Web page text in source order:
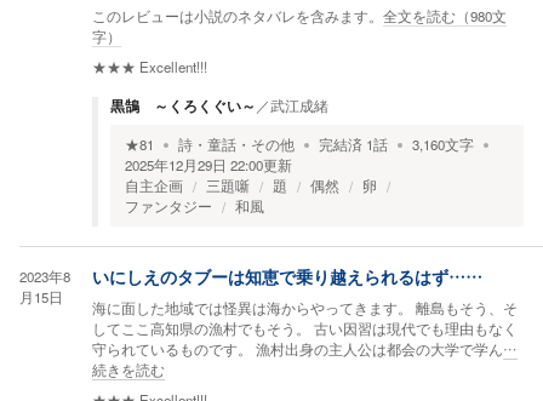
このレビューは小説のネタバレを含みます。 全文を読む（980文
字）
★★★ Excellent!!!
黒鵠 ～くろくぐい～ ／武江成緒
★81 詩・童話・その他 完結済 1話 3,160文字
2025年12月29日 22:00更新
自主企画
三題噺 題 偶然
卵
ファンタジー
和風
2023年8
月15日
いにしえのタブーは知恵で乗り越えられるはず……
海に面した地域では怪異は海からやってきます。 離島もそう、そ
してここ高知県の漁村でもそう。 古い因習は現代でも理由もなく
守られているものです。 漁村出身の主人公は都会の大学で学ん…
続きを読む